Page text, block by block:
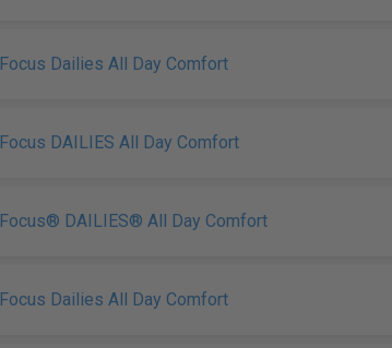
Focus Dailies All Day Comfort
Focus DAILIES All Day Comfort
Focus® DAILIES® All Day Comfort
Focus Dailies All Day Comfort